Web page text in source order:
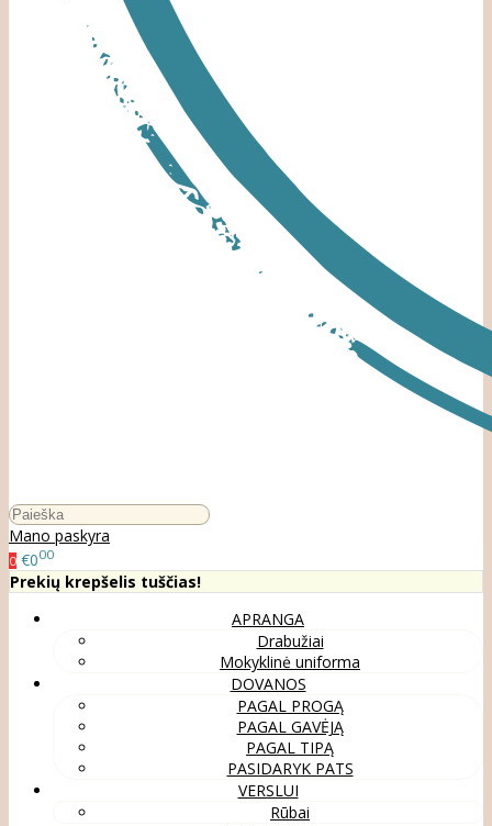
Mano paskyra
0 €000
Prekių krepšelis tuščias!
APRANGA
Drabužiai
Mokyklinė uniforma
DOVANOS
PAGAL PROGĄ
PAGAL GAVĖJĄ
PAGAL TIPĄ
PASIDARYK PATS
VERSLUI
Rūbai